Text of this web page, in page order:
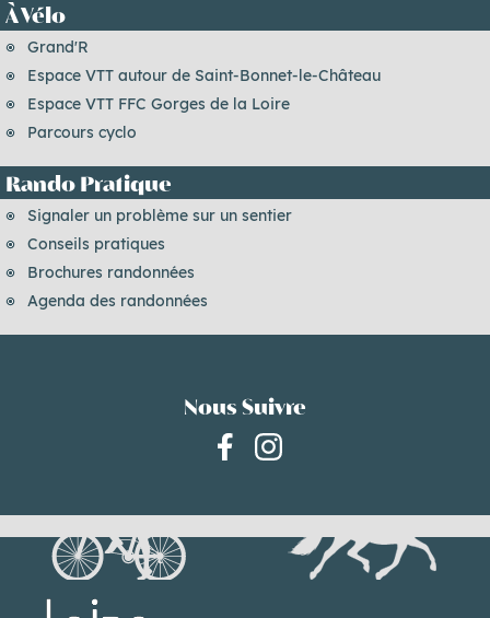
À Vélo
Grand'R
Espace VTT autour de Saint-Bonnet-le-Château
Espace VTT FFC Gorges de la Loire
Parcours cyclo
Rando Pratique
Signaler un problème sur un sentier
Conseils pratiques
Brochures randonnées
Agenda des randonnées
Nous Suivre